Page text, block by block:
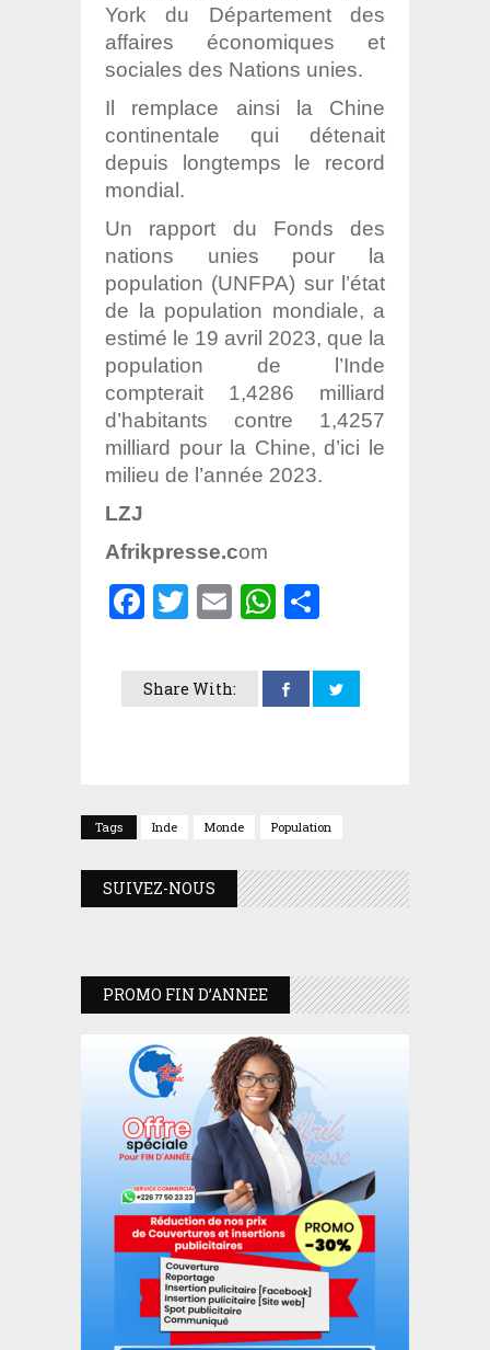
York du Département des
affaires économiques et
sociales des Nations unies.
Il remplace ainsi la Chine
continentale qui détenait
depuis longtemps le record
mondial.
Un rapport du Fonds des
nations unies pour la
population (UNFPA) sur l’état
de la population mondiale, a
estimé le 19 avril 2023, que la
population de l’Inde
compterait 1,4286 milliard
d’habitants contre 1,4257
milliard pour la Chine, d’ici le
milieu de l’année 2023.
LZJ
Afrikpresse.com
Facebook
Twitter
EmailWhatsApp
Share With:
Tags Inde Monde Population
SUIVEZ-NOUS
PROMO FIN D’ANNEE